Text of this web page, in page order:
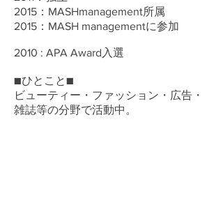
2015：MASHmanagement所属
2015：MASH managementに参加
2010 : APA Award入選
■ひとこと■
ビューティー・ファッション・広告・
雑誌等の分野で活動中。